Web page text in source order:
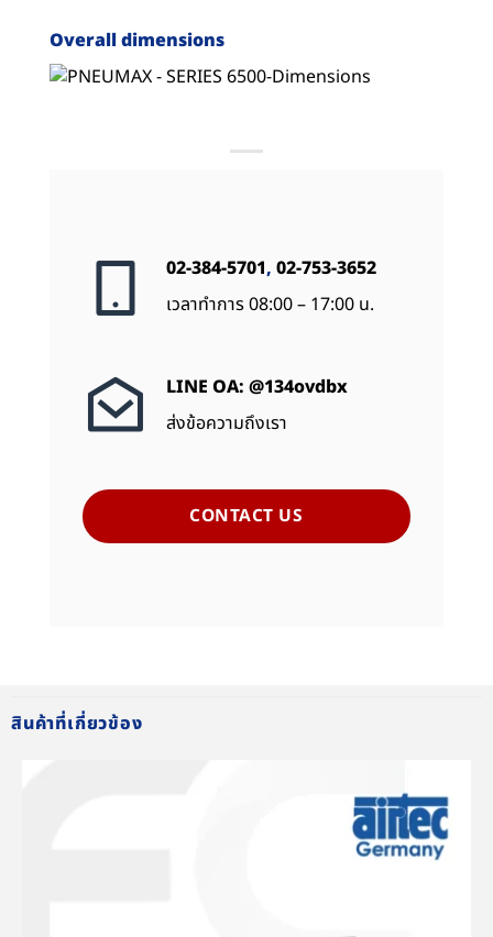
Overall dimensions
02-384-5701, 02-753-3652
เวลาทำการ 08:00 – 17:00 น.
LINE OA: @134ovdbx
ส่งข้อความถึงเรา
CONTACT US
สินค้าที่เกี่ยวข้อง